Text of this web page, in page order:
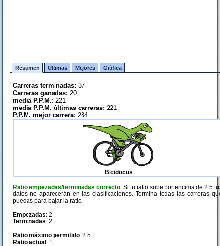
Resumen Ultimas Mejores Gráfica
Carreras terminadas: 37
Carreras ganadas: 20
media P.P.M.: 221
media P.P.M. últimas carreras: 221
P.P.M. mejor carrera: 284
Bicidocus
Ratio empezadas/terminadas correcto. Si tu ratio sube por encima de 2.5
datos no aparecerán en las clasificaciones. Termina todas las carreras
puedas para bajar la ratio.
Empezadas: 2
Terminadas: 2
Ratio máximo permitido: 2.5
Ratio actual : 1